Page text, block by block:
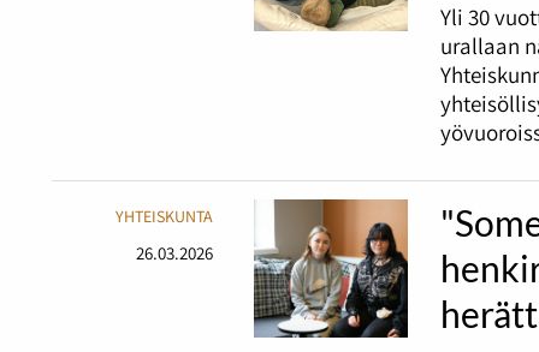
Yli 30
urallaan
YHTEISKUNTA
26.03.2026